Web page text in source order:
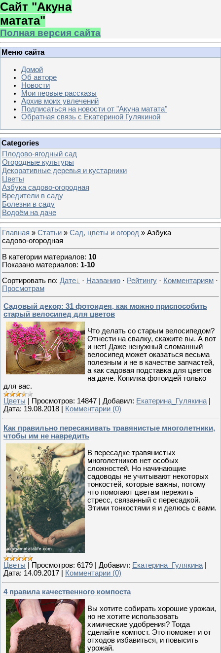
Сайт "Акуна
матата"
Полная версия сайта
Меню сайта
Домой
Об авторе
Новости
Мои первые рассказы
Архив моих увлечений
Подписаться на новости от "Акуна матата"
Обратная связь с Екатериной Гулякиной
Categories
Плодово-ягодный сад
Огородные культуры
Декоративные деревья и кустарники
Цветы
Азбука садово-огородная
Вредители в саду
Болезни в саду
Водоём на даче
Главная » Статьи » Сад, цветы и огород » Азбука
садово-огородная
В категории материалов: 10
Показано материалов: 1-10
Сортировать по: Дате · Названию · Рейтингу · Комментариям ·
Просмотрам
Садовый декор: 31 фотоидея, как можно приспособить
старый велосипед для цветов
Что делать со старым велосипедом?
Отнести на свалку, скажите вы. А вот
и нет! Даже ненужный сломанный
велосипед может оказаться весьма
полезным и не в качестве запчастей,
а как садовая подставка для цветов
на даче. Копилка фотоидей только
для вас.
Цветы
Просмотров: 14847 Добавил: Екатерина_Гулякина
Дата: 19.08.2018 Комментарии (0)
Как правильно пересаживать травянистые многолетники,
чтобы им не навредить
В пересадке травянистых
многолетников нет особых
сложностей. Но начинающие
садоводы не учитывают некоторых
тонкостей, которые важны, потому
что помогают цветам пережить
стресс, связанный с пересадкой.
Этими тонкостями я и делюсь с вами.
Цветы | Просмотров: 6179 | Добавил: Екатерина_Гулякина |
Дата: 14.09.2017 | Комментарии (0)
4 правила качественного компоста
Вы хотите собирать хорошие урожаи,
но не хотите использовать
химические удобрения? Тогда
сделайте компост. Это поможет и от
отходов избавиться, и повысить
урожай.